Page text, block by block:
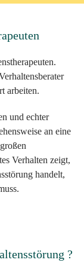
arbeiten.
und echter
an eine
Verhalten zeigt,
handelt,
?